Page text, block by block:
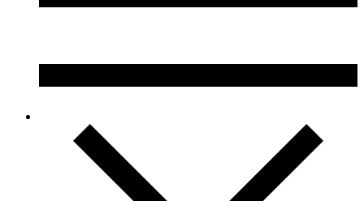
Etro
Ex Nihilo
Faconnable